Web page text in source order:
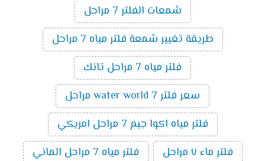
شمعات الفلتر 7 مراحل
طريقة تغيير شمعة فلتر مياه 7 مراحل
فلتر مياه 7 مراحل تانك
سعر فلتر water world 7 مراحل
فلتر مياه اكوا جيم 7 مراحل امريكي
فلتر ماء ٧ مراحل
فلتر مياه 7 مراحل الماني